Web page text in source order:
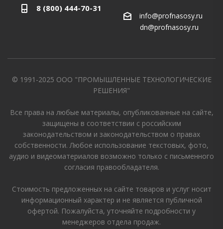
8 (800) 444-70-31
info@profnasosy.ru
dn@profnasosy.ru
© 1991-2025 ООО "ПРОМЫШЛЕННЫЕ ТЕХНОЛОГИЧЕСКИЕ
РЕШЕНИЯ"
Все права на любые материалы, опубликованные на сайте,
защищены в соответствии с российским
законодательством и законодательством о правах
собственности. Любое использование текстовых, фото,
аудио и видеоматериалов возможно только с письменного
согласия правообладателя.
Стоимость предложенных на сайте товаров и услуг носит
информационный характер и не является публичной
офертой. Пожалуйста, уточняйте подробности у
менеджеров отдела продаж.